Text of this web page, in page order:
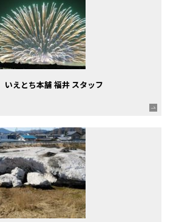
いえとち本舗 福井 スタッフ